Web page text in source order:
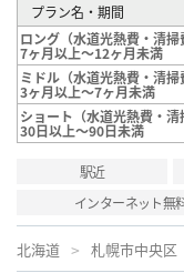
プラン名・期間
ロング（水道光熱費・清掃
7ヶ月以上～12ヶ月未満
ミドル（水道光熱費・清掃
3ヶ月以上～7ヶ月未満
ショート（水道光熱費・清
30日以上～90日未満
駅近
インターネット無
北海道 札幌市中央区